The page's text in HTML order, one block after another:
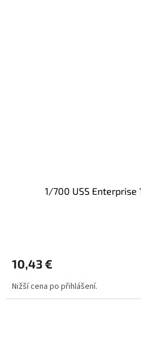
1/700 USS Enterprise
10,43 €
Nižší cena po přihlášení.